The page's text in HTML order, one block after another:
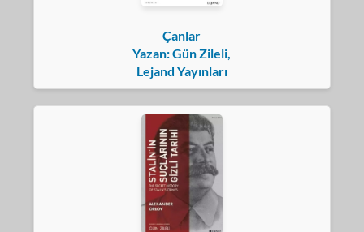
Çanlar
Yazan: Gün Zileli,
Lejand Yayınları